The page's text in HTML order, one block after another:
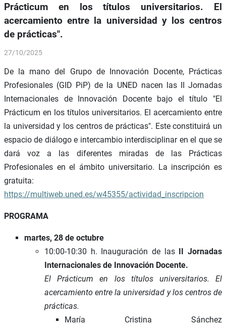
Prácticum en los títulos universitarios. El
acercamiento entre la universidad y los centros
de prácticas".
27/10/2025
De la mano del Grupo de Innovación Docente, Prácticas
Profesionales (GID PiP) de la UNED nacen las II Jornadas
Internacionales de Innovación Docente bajo el título "El
Prácticum en los títulos universitarios. El acercamiento entre
la universidad y los centros de prácticas". Este constituirá un
espacio de diálogo e intercambio interdisciplinar en el que se
dará voz a las diferentes miradas de las Prácticas
Profesionales en el ámbito universitario. La inscripción es
gratuita:
https://multiweb.uned.es/w45355/actividad_inscripcion
PROGRAMA
martes, 28 de octubre
10:00-10:30 h. Inauguración de las II Jornadas
Internacionales de Innovación Docente.
El Prácticum en los títulos universitarios. El
acercamiento entre la universidad y los centros de
prácticas.
María Cristina Sánchez